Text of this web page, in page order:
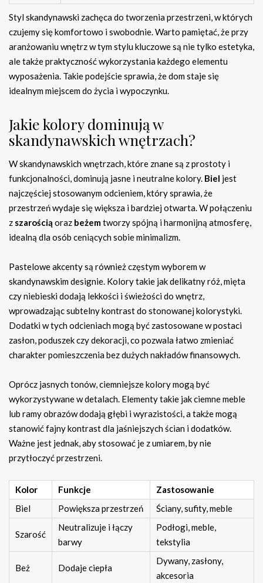
Styl skandynawski zachęca do tworzenia przestrzeni, w których
czujemy się komfortowo i swobodnie. Warto pamiętać, że przy
aranżowaniu wnętrz w tym stylu kluczowe są nie tylko estetyka,
ale także praktyczność wykorzystania każdego elementu
wyposażenia. Takie podejście sprawia, że dom staje się
idealnym miejscem do życia i wypoczynku.
Jakie kolory dominują w
skandynawskich wnętrzach?
W skandynawskich wnętrzach, które znane są z prostoty i
funkcjonalności, dominują jasne i neutralne kolory. Biel jest
najczęściej stosowanym odcieniem, który sprawia, że
przestrzeń wydaje się większa i bardziej otwarta. W połączeniu
z szarością oraz beżemtworzy spójną i harmonijną atmosferę,
idealną dla osób ceniących sobie minimalizm.
Pastelowe akcenty są również częstym wyborem w
skandynawskim designie. Kolory takie jak delikatny róż, mięta
czy niebieski dodają lekkości i świeżości do wnętrz,
wprowadzając subtelny kontrast do stonowanej kolorystyki.
Dodatki w tych odcieniach mogą być zastosowane w postaci
zasłon, poduszek czy dekoracji, co pozwala łatwo zmieniać
charakter pomieszczenia bez dużych nakładów finansowych.
Oprócz jasnych tonów, ciemniejsze kolory mogą być
wykorzystywane w detalach. Elementy takie jak ciemne meble
lub ramy obrazów dodają głębi i wyrazistości, a także mogą
stanowić fajny kontrast dla jaśniejszych ścian i dodatków.
Ważne jest jednak, aby stosować je z umiarem, by nie
przytłoczyć przestrzeni.
Kolor Funkcje
Zastosowanie
Biel
Powiększa przestrzeń Ściany, sufity, meble
Szarość
Neutralizuje i łączy
barwy
Podłogi, meble,
tekstylia
Beż Dodaje ciepła
Dywany, zasłony,
akcesoria